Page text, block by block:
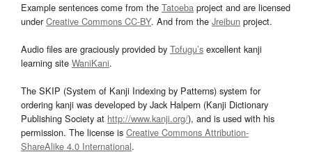
Example sentences come from the Tatoeba project and are licensed
underCreative Commons CC-BY. And from the Jreibun project.
Audio files are graciously provided by Tofugu’s excellent kanji
learning site WaniKani.
The SKIP (System of Kanji Indexing by Patterns) system for
ordering kanji was developed by Jack Halpern (Kanji Dictionary
Publishing Society at http://www.kanji.org/), and is used with his
permission. The license is Creative Commons Attribution-
ShareAlike 4.0 International.